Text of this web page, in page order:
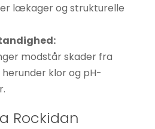
lækager og strukturelle
modstår skader fra
klor og pH-
Rockidan